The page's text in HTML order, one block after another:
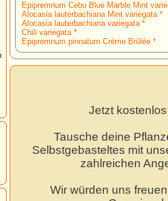
Epipremnum Cebu Blue Marble Mint
Alocasia lauterbachiana Mint variegata *
Alocasia lauterbachiana variegata *
Chili variegata *
Epipremnum pinnatum Créme Brûlée *
Jetzt
Tausche deine
Selbstgebasteltes mit
zahlreichen
Wir würden uns